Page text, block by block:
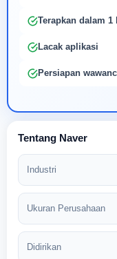
Terapkan dalam 1
Lacak aplikasi
Persiapan
Tentang Naver
Industri
Ukuran Perusahaan
Didirikan